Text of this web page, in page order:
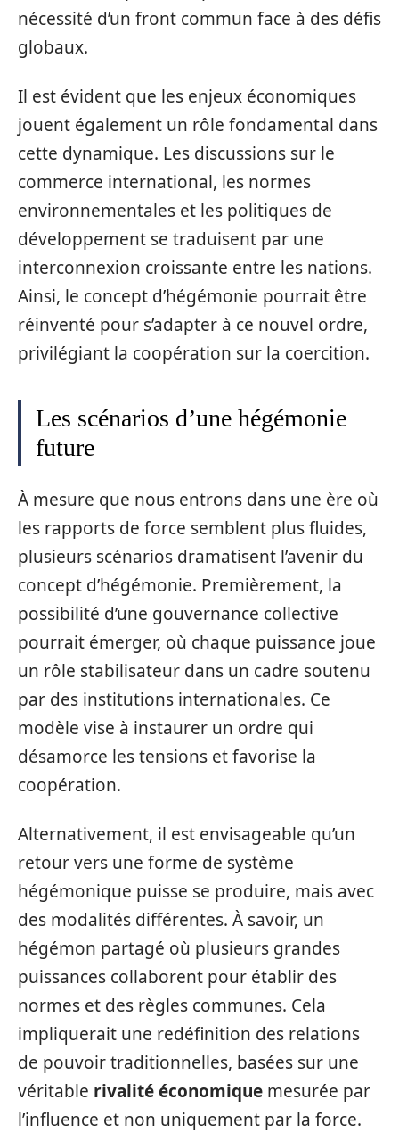
nécessité d’un front commun face à des défis
globaux.
Il est évident que les enjeux économiques
jouent également un rôle fondamental dans
cette dynamique. Les discussions sur le
commerce international, les normes
environnementales et les politiques de
développement se traduisent par une
interconnexion croissante entre les nations.
Ainsi, le concept d’hégémonie pourrait être
réinventé pour s’adapter à ce nouvel ordre,
privilégiant la coopération sur la coercition.
Les scénarios d’une hégémonie
future
À mesure que nous entrons dans une ère où
les rapports de force semblent plus fluides,
plusieurs scénarios dramatisent l’avenir du
concept d’hégémonie. Premièrement, la
possibilité d’une gouvernance collective
pourrait émerger, où chaque puissance joue
un rôle stabilisateur dans un cadre soutenu
par des institutions internationales. Ce
modèle vise à instaurer un ordre qui
désamorce les tensions et favorise la
coopération.
Alternativement, il est envisageable qu’un
retour vers une forme de système
hégémonique puisse se produire, mais avec
des modalités différentes. À savoir, un
hégémon partagé où plusieurs grandes
puissances collaborent pour établir des
normes et des règles communes. Cela
impliquerait une redéfinition des relations
de pouvoir traditionnelles, basées sur une
véritable rivalité économique mesurée par
l’influence et non uniquement par la force.